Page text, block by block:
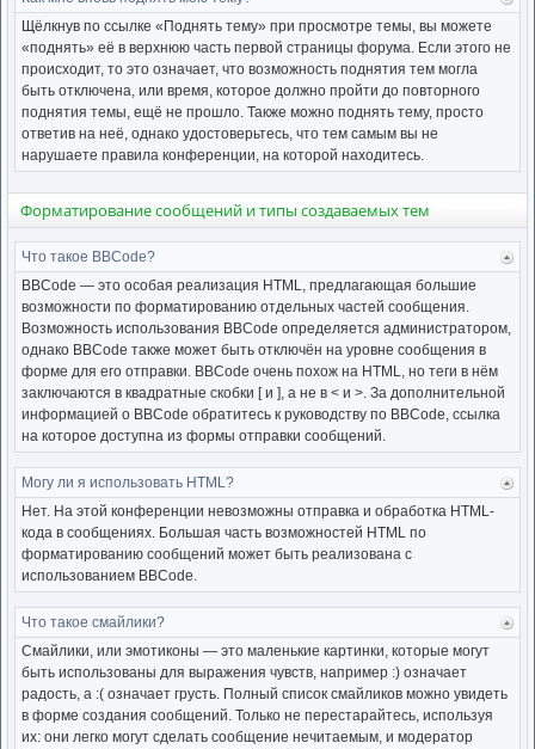
Щёлкнув по ссылке «Поднять тему» при просмотре темы, вы можете
«поднять» её в верхнюю часть первой страницы форума. Если этого не
происходит, то это означает, что возможность поднятия тем могла
быть отключена, или время, которое должно пройти до повторного
поднятия темы, ещё не прошло. Также можно поднять тему, просто
ответив на неё, однако удостоверьтесь, что тем самым вы не
нарушаете правила конференции, на которой находитесь.
Форматирование сообщений и типы создаваемых тем
Что такое BBCode?
BBCode — это особая реализация HTML, предлагающая большие
возможности по форматированию отдельных частей сообщения.
Возможность использования BBCode определяется администратором,
однако BBCode также может быть отключён на уровне сообщения в
форме для его отправки. BBCode очень похож на HTML, но теги в нём
заключаются в квадратные скобки [ и ], а не в < и >. За дополнительной
информацией о BBCode обратитесь к руководству по BBCode, ссылка
на которое доступна из формы отправки сообщений.
Могу ли я использовать HTML?
Нет. На этой конференции невозможны отправка и обработка HTML-
кода в сообщениях. Большая часть возможностей HTML по
форматированию сообщений может быть реализована с
использованием BBCode.
Что такое смайлики?
Смайлики, или эмотиконы — это маленькие картинки, которые могут
быть использованы для выражения чувств, например :) означает
радость, а :( означает грусть. Полный список смайликов можно увидеть
в форме создания сообщений. Только не перестарайтесь, используя
их: они легко могут сделать сообщение нечитаемым, и модератор